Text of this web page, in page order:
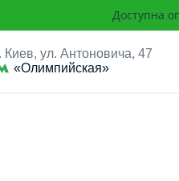
Доступна
Киев, ул. Антоновича, 47
«Олимпийская»